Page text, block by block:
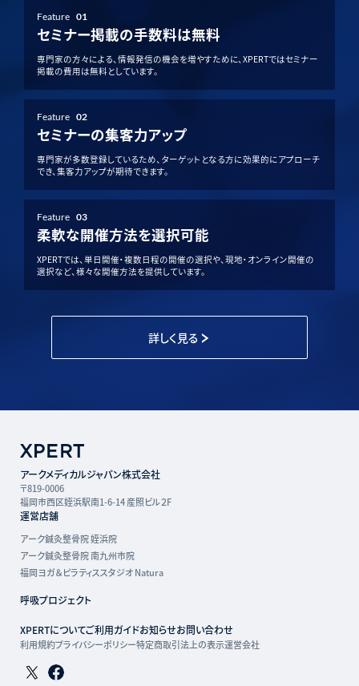
Feature 01
セミナー掲載の手数料は無料
専門家の方々による、情報発信の機会を増やすために、XPERTではセミナー
掲載の費用は無料としています。
Feature 02
セミナーの集客力アップ
専門家が多数登録しているため、ターゲットとなる方に効果的にアプローチ
でき、集客力アップが期待できます。
Feature 03
柔軟な開催方法を選択可能
XPERTでは、単日開催・複数日程の開催の選択や、現地・オンライン開催の
選択など、様々な開催方法を提供しています。
詳しく見る
アークメディカルジャパン株式会社
〒819-0006
福岡市西区姪浜駅南1-6-14 産照ビル２F
運営店舗
アーク鍼灸整骨院 姪浜院
アーク鍼灸整骨院 南九州市院
福岡ヨガ＆ピラティススタジオ Natura
呼吸プロジェクト
XPERTについてご利用ガイドお知らせお問い合わせ
利用規約プライバシーポリシー特定商取引法上の表示運営会社
Twitterページ
Facebookページ